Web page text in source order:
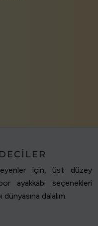
için, üst düzey
ayakkabı seçenekleri
dalalım.